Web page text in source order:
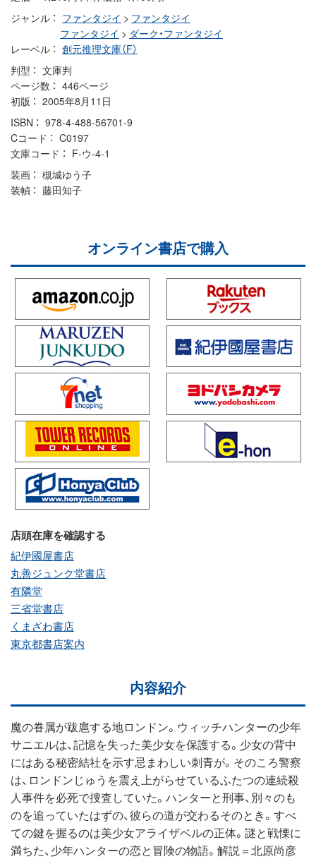
ジャンル
ファンタジイ > ファンタジイ
ファンタジイ > ダーク・ファンタジイ
レーベル
創元推理文庫（F）
判型
文庫判
ページ数
446ページ
初版
2005年8月11日
ISBN
978-4-488-56701-9
Cコード
C0197
文庫コード
F-ウ-4-1
装画
槻城ゆう子
装幀
藤田知子
オンライン書店で購入
店頭在庫を確認する
紀伊國屋書店
丸善ジュンク堂書店
有隣堂
三省堂書店
くまざわ書店
東京都書店案内
内容紹介
魔の眷属が跋扈する地ロンドン。ウィッチハンターの少年
サニエルは、記憶を失った美少女を保護する。少女の背中
にはある秘密結社を示す忌まわしい刺青が。そのころ警察
は、ロンドンじゅうを震え上がらせているふたつの連続殺
人事件を必死で捜査していた。ハンターと刑事、別々のも
のを追っていたはずの、彼らの道が交わるそのとき。すべ
ての鍵を握るのは美少女アライザベルの正体。謎と戦慄に
満ちた、少年ハンターの恋と冒険の物語。解説＝北原尚彦